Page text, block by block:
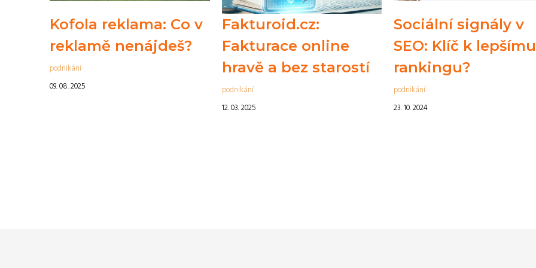
Kofola reklama: Co v
reklamě nenájdeš?
podnikání
09. 08. 2025
Fakturoid.cz:
Fakturace online
hravě a bez starostí
podnikání
12. 03. 2025
Sociální signály v
SEO: Klíč k lepšímu
rankingu?
podnikání
23. 10. 2024